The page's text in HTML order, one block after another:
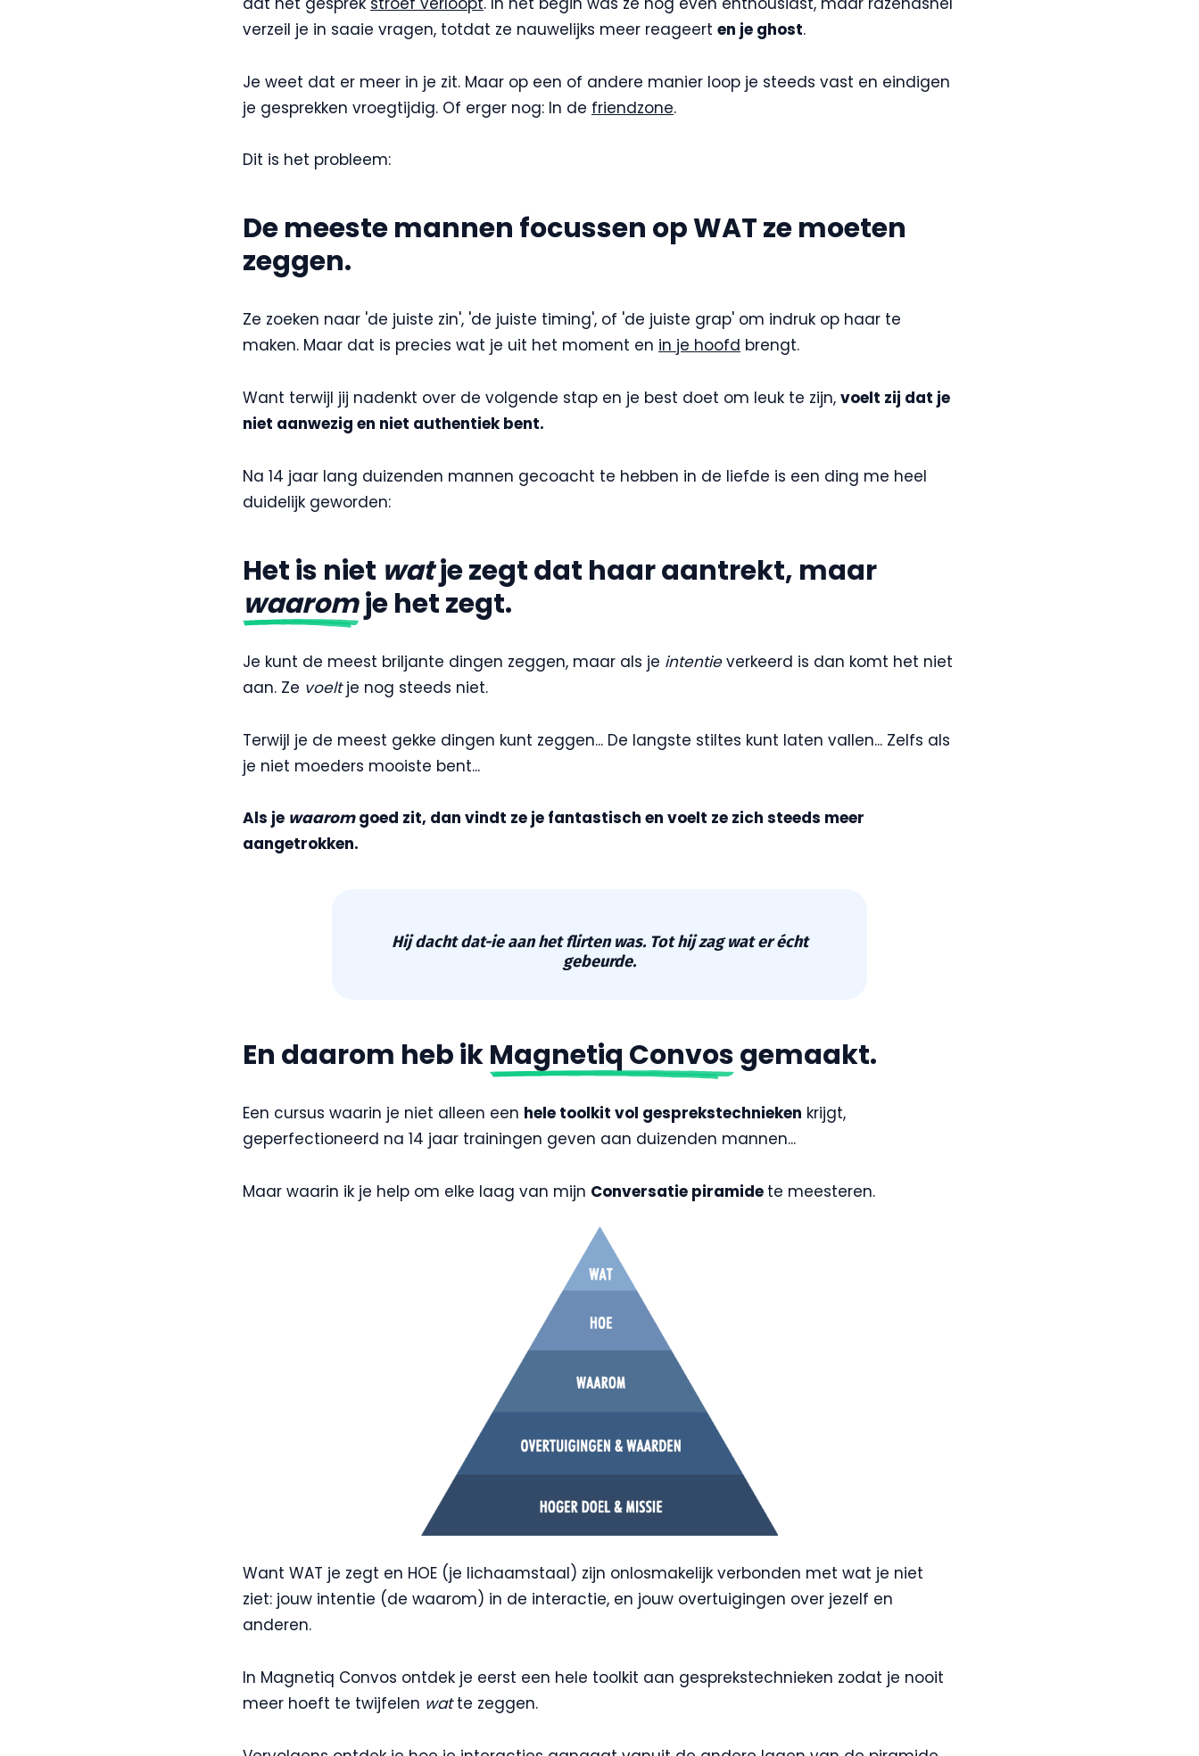
verzeil je in saaie vragen, totdat ze nauwelijks meer reageert en je ghost.
Je weet dat er meer in je zit. Maar op een of andere manier loop je steeds vast en eindigen
je gesprekken vroegtijdig. Of erger nog: In de friendzone.
Dit is het probleem:
De meeste mannen focussen op WAT ze moeten
zeggen.
Ze zoeken naar 'de juiste zin', 'de juiste timing', of 'de juiste grap' om indruk op haar te
maken. Maar dat is precies wat je uit het moment en in je hoofd brengt.
Want terwijl jij nadenkt over de volgende stap en je best doet om leuk te zijn, voelt zij dat je
niet aanwezig en niet authentiek bent.
Na 14 jaar lang duizenden mannen gecoacht te hebben in de liefde is een ding me heel
duidelijk geworden:
Het is niet watje zegt dat haar aantrekt, maar
waaromje het zegt.
Je kunt de meest briljante dingen zeggen, maar als je intentieverkeerd is dan komt het niet
aan. Ze voeltje nog steeds niet.
Terwijl je de meest gekke dingen kunt zeggen... De langste stiltes kunt laten vallen... Zelfs als
je niet moeders mooiste bent...
Als je waaromgoed zit, dan vindt ze je fantastisch en voelt ze zich steeds meer
aangetrokken.
Hij dacht dat-ie aan het flirten was. Tot hij zag wat er écht
gebeurde.
En daarom heb ikMagnetiq Convosgemaakt.
Een cursus waarin je niet alleen een hele toolkit vol gesprekstechnieken krijgt,
geperfectioneerd na 14 jaar trainingen geven aan duizenden mannen...
Maar waarin ik je help om elke laag van mijn Conversatie piramide te meesteren.
Want WAT je zegt en HOE (je lichaamstaal) zijn onlosmakelijk verbonden met wat je niet
ziet: jouw intentie (de waarom) in de interactie, en jouw overtuigingen over jezelf en
anderen.
In Magnetiq Convos ontdek je eerst een hele toolkit aan gesprekstechnieken zodat je nooit
meer hoeft te twijfelen watte zeggen.